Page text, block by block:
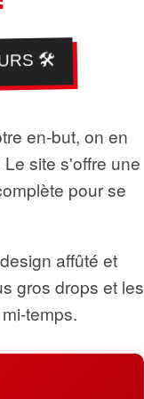
🛠️
en-but, on en
site s'offre une
pour se
affûté et
gros drops et les
temps.